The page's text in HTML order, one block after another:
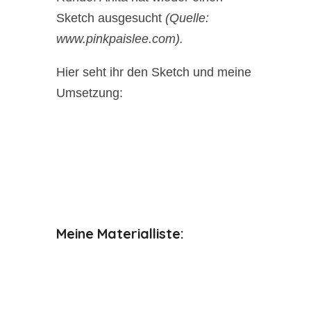
Sketch ausgesucht (Quelle:
www.pinkpaislee.com).
Hier seht ihr den Sketch und meine
Umsetzung:
Meine Materialliste: